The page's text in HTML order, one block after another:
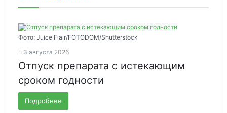
Фото: Juice Flair/FOTODOM/Shutterstoсk
3 августа 2026
Отпуск препарата с истекающим
сроком годности
Подробнее